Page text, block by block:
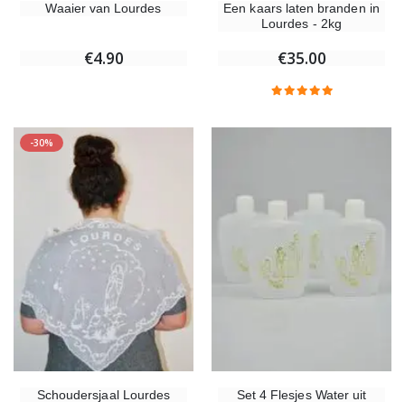
Waaier van Lourdes
€4.90
Een kaars laten branden in
Lourdes - 2kg
€35.00
-30%
Schoudersjaal Lourdes
Set 4 Flesjes Water uit